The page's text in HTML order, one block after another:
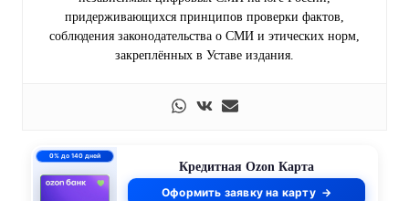
придерживающихся принципов проверки фактов,
соблюдения законодательства о СМИ и этических норм,
закреплённых в Уставе издания.
0% до 140 дней
Кредитная Ozon Карта
Оформить заявку на карту